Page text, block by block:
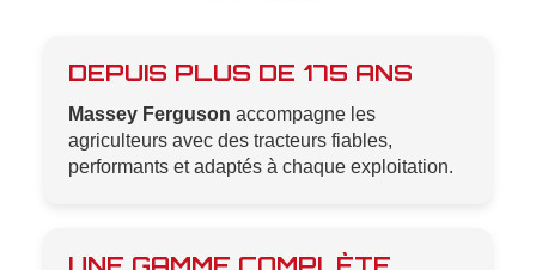
DEPUIS PLUS DE 175 ANS
Massey Ferguson accompagne les
agriculteurs avec des tracteurs fiables,
performants et adaptés à chaque exploitation.